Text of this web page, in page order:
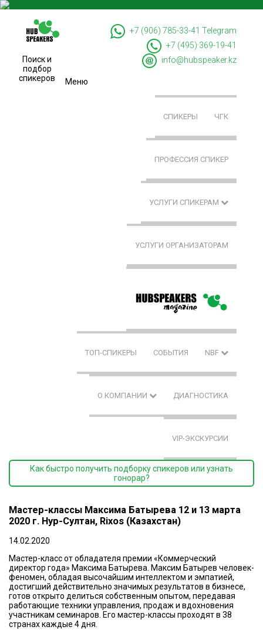
Поиск и
подбор
спикеров
+7 (906) 785-33-41 Telegram
+7 (495) 369-19-41
info@hubspeaker.kz
Меню
СПИКЕРЫ ЧГК
ПРОФЕССИЯ СПИКЕР
УСЛУГИ СПИКЕРАМ
УСЛУГИ ОРГАНИЗАТОРАМ
ТОП-СПИКЕРЫ СОБЫТИЯ NBF
О КОМПАНИИ ДИАГНОСТИКА
VIP-ЭКСКУРСИИ
Как быстро получить подборку спикеров или узнать
гонорар?
Мастер-классы Максима Батырева 12 и 13 марта
2020 г. Нур-Султан, Rixos (Казахстан)
14.02.2020
Мастер-класс от обладателя премии «Коммерческий
директор года» Максима Батырева. Максим Батырев человек-
феномен, обладая высочайшим интеллектом и эмпатией,
достигший действительно значимых результатов в бизнесе,
готов открыто делиться собственным опытом, передавая
работающие техники управления, продаж и вдохновения
участникам семинаров. Его мастер-классы проходят в 38
странах каждые 4 дня.